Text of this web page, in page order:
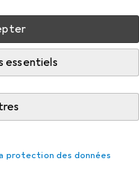
essentiels
protection des données